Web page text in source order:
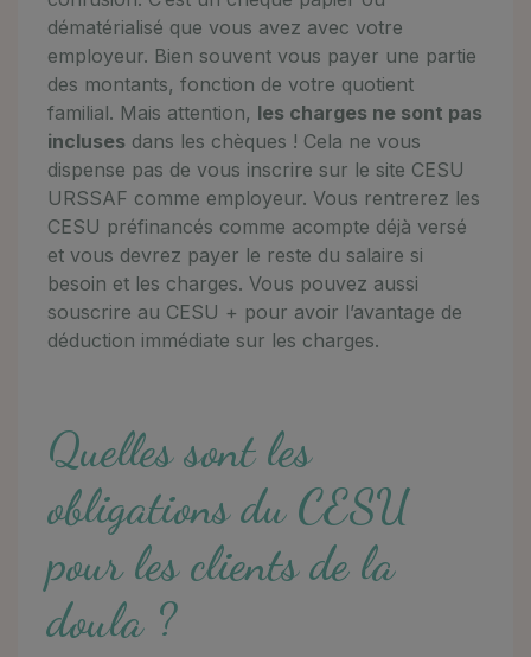
dématérialisé que vous avez avec votre
employeur. Bien souvent vous payer une partie
des montants, fonction de votre quotient
familial. Mais attention, les charges ne sont pas
incluses dans les chèques ! Cela ne vous
dispense pas de vous inscrire sur le site CESU
URSSAF comme employeur. Vous rentrerez les
CESU préfinancés comme acompte déjà versé
et vous devrez payer le reste du salaire si
besoin et les charges. Vous pouvez aussi
souscrire au CESU + pour avoir l’avantage de
déduction immédiate sur les charges.
Quelles sont les
obligations du CESU
pour les clients de la
doula ?